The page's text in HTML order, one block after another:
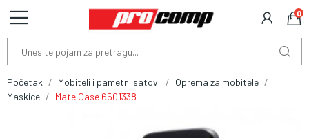
0
Početak Mobiteli i pametni satovi
Oprema za mobitele
Maskice
Mate Case 6501338